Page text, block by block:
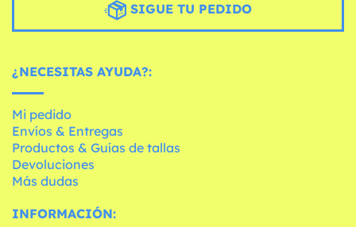
SIGUE TU PEDIDO
¿NECESITAS AYUDA?:
Mi pedido
Envíos & Entregas
Productos & Guías de tallas
Devoluciones
Más dudas
INFORMACIÓN: